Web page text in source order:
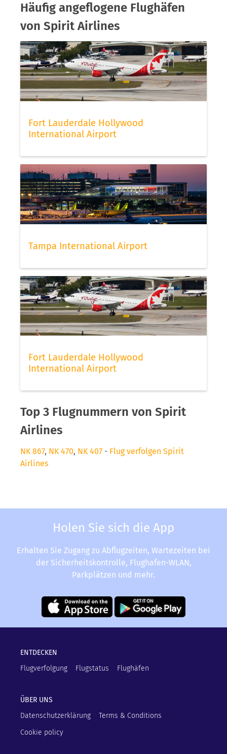
Häufig angeflogene Flughäfen
von Spirit Airlines
Fort Lauderdale Hollywood
International Airport
Tampa International Airport
Fort Lauderdale Hollywood
International Airport
Top 3 Flugnummern von Spirit
Airlines
NK 867, NK 470, NK 407 - Flug verfolgen Spirit
Airlines
Holen Sie sich die App
Erhalten Sie Zugang zu Abflugzeiten, Wartezeiten bei
der Sicherheitskontrolle, Flughafen-WLAN,
Parkplätzen und mehr.
ENTDECKEN
Flugverfolgung
Flugstatus Flughäfen
ÜBER UNS
Datenschutzerklärung
Terms & Conditions
Cookie policy